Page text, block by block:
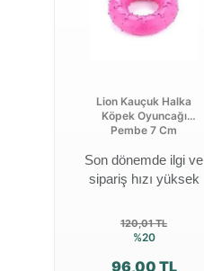
Lion Kauçuk Halka
Köpek Oyuncağı
Pembe 7 Cm
Son dönemde ilgi ve
sipariş hızı yüksek
120,01 TL
%20
96,00 TL